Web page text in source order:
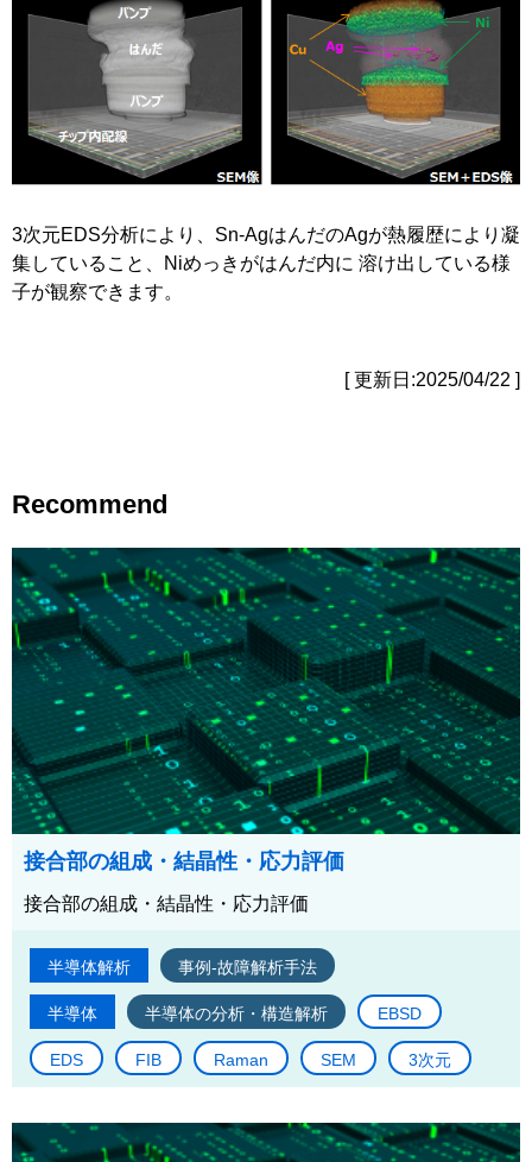
3次元EDS分析により、Sn-AgはんだのAgが熱履歴により凝
集していること、Niめっきがはんだ内に 溶け出している様
子が観察できます。
[ 更新日:2025/04/22 ]
Recommend
接合部の組成・結晶性・応力評価
接合部の組成・結晶性・応力評価
半導体解析 事例-故障解析手法
半導体 半導体の分析・構造解析 EBSD
EDS FIB Raman SEM 3次元